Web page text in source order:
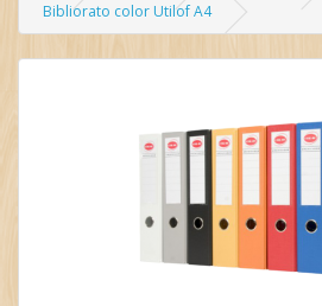
Bibliorato color Utilof A4